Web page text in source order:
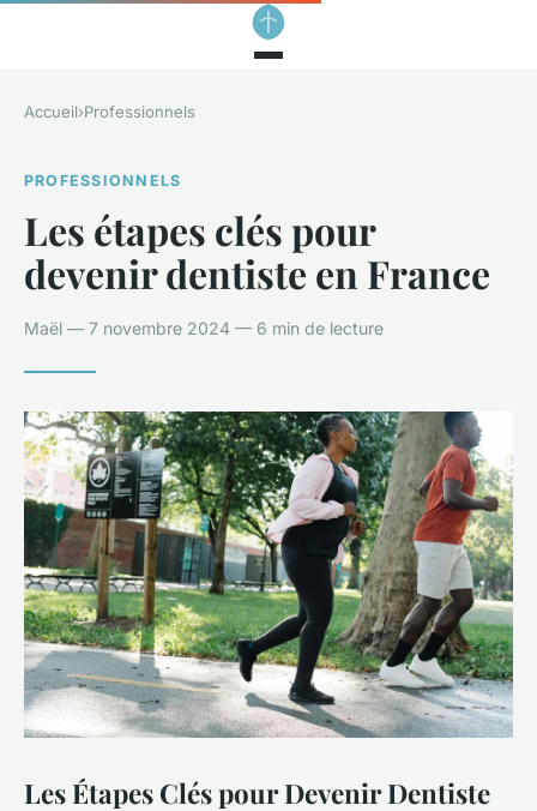
Accueil›Professionnels
PROFESSIONNELS
Les étapes clés pour
devenir dentiste en France
Maël — 7 novembre 2024 — 6 min de lecture
Les Étapes Clés pour Devenir Dentiste